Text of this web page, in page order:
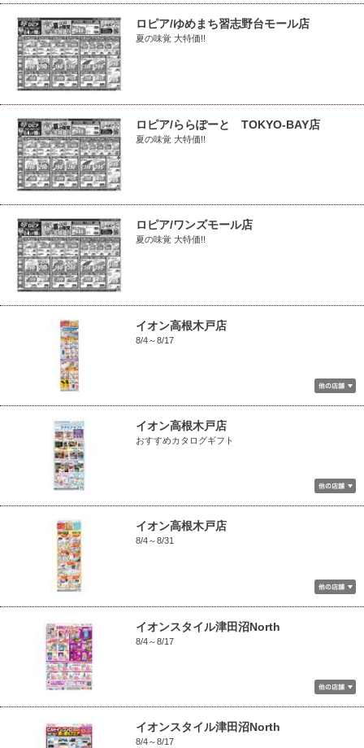
ロピア/ゆめまち習志野台モール店
夏の味覚 大特価!!
ロピア/ららぽーと TOKYO-BAY店
夏の味覚 大特価!!
ロピア/ワンズモール店
夏の味覚 大特価!!
イオン高根木戸店
8/4～8/17
イオン高根木戸店
おすすめカタログギフト
イオン高根木戸店
8/4～8/31
イオンスタイル津田沼North
8/4～8/17
イオンスタイル津田沼North
8/4～8/17